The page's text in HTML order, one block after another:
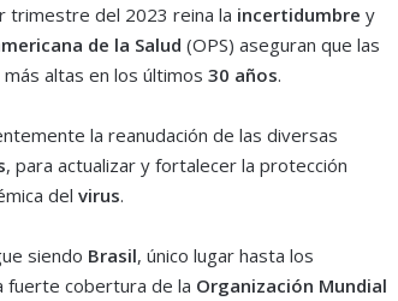
trimestre del 2023 reina la incertidumbre y
de la Salud (OPS) aseguran que las
más altas en los últimos 30 años.
la reanudación de las diversas
, para actualizar y fortalecer la protección
del virus.
siendo Brasil, único lugar hasta los
fuerte cobertura de la Organización Mundial